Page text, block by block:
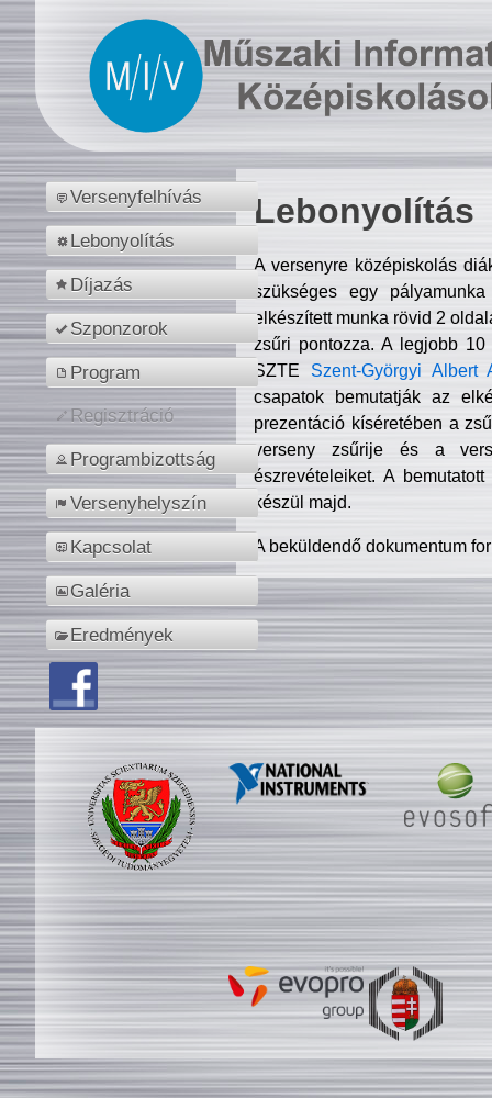
Versenyfelhívás
Lebonyolítás
Díjazás
Szponzorok
Program
Regisztráció
Programbizottság
Versenyhelyszín
Kapcsolat
Galéria
Eredmények
Lebonyolítás
A versenyre középiskolás
szükséges egy
elkészített munka rövid 2
zsűri pontozza. A legjobb
SZTE Szent-Györgyi Albert
csapatok bemutatják az
prezentáció kíséretében a
verseny zsűrije és a
észrevételeiket. A
készül majd.
A beküldendő dokumentum